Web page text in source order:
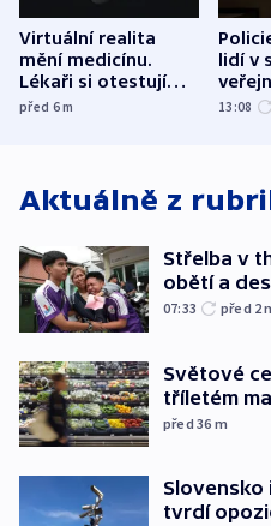
Virtuální realita
mění medicínu.
Lékaři si otestují
každý řez, říká
před 6m
lidí v
13:08
Aktuálně z
Střelba v
obětí a
07:33 před 2
Světové
tříletém
před 36 m
Slovensko
tvrdí